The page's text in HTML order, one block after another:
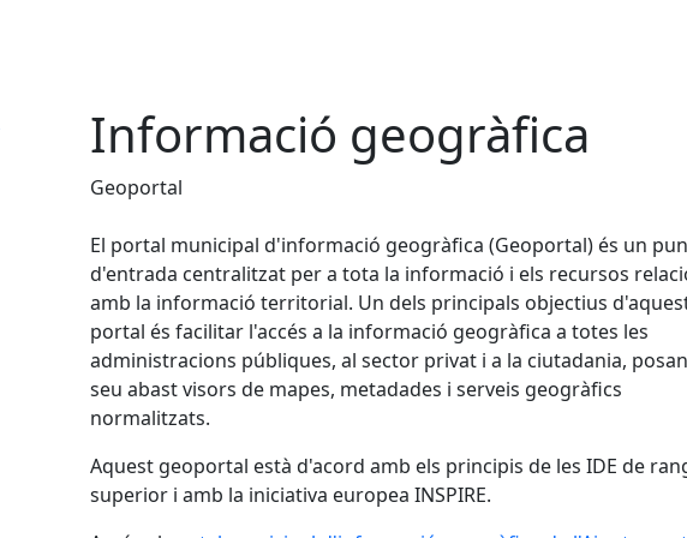
Informació geogràfica
Geoportal
El portal municipal d'informació geogràfica (Geoportal) és un
d'entrada centralitzat per a tota la informació i els recursos
amb la informació territorial. Un dels principals objectius
portal és facilitar l'accés a la informació geogràfica a totes les
administracions públiques, al sector privat i a la ciutadania,
seu abast visors de mapes, metadades i serveis geogràfics
normalitzats.
Aquest geoportal està d'acord amb els principis de les IDE de
superior i amb la iniciativa europea INSPIRE.